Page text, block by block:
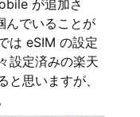
が追加さ
んでいることが
は eSIM の設定
設定済みの楽天
思いますが、